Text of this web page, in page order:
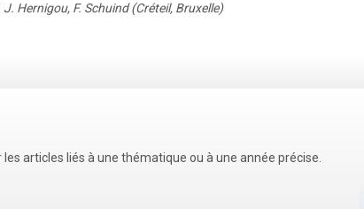
J. Hernigou, F. Schuind (Créteil, Bruxelle)
articles liés à une thématique ou à une année précise.